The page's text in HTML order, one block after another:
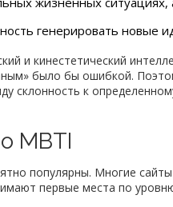
генерировать новые
и кинестетический
было бы ошибкой.
склонность к
MBTI
популярны. Многие
первые места по